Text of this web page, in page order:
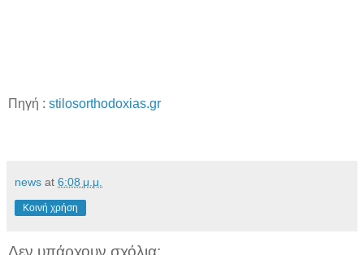
Πηγή : stilosorthodoxias.gr
news at 6:08 μ.μ.
Κοινή χρήση
Δεν υπάρχουν σχόλια: